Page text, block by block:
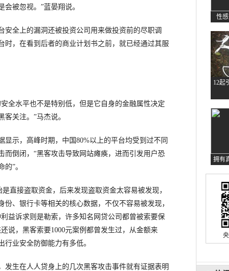
被忽视。”蓝晏翔说。
上的漏洞还被投资公司用来做投资前的尽职调
时，在看到后者的商业计划书之前，就已经通过其服
水平也不是特别低，但是它自身的金融属性决定
关注。”马杰说。
，高峰时期，中国80%以上的平台均受到过不同
而倒闭，“黑客攻击导致网站瘫痪，进而引发用户恐
”。
接盗取资金，后来发现盗取资金太容易被发现，
、银行卡等相关的核心数据，不仅不容易被发现，
益诉求则是勒索，许多知名网贷公司都曾被索要保
说，黑客索要1000元案例都曾发生过，从金额来
业安全防御能力有多低。
在人人贷身上的几次黑客攻击事件就有证据表明
性
12起
拥有